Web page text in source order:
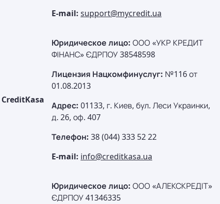
E-mail: support@mycredit.ua
CreditKasa
Юридическое лицо: ООО «УКР КРЕДИТ
ФІНАНС» ЄДРПОУ 38548598
Лицензия Нацкомфинуслуг: №116 от
01.08.2013
Адрес: 01133, г. Киев, бул. Леси Украинки,
д. 26, оф. 407
Телефон: 38 (044) 333 52 22
E-mail: info@creditkasa.ua
Юридическое лицо: ООО «АЛЕКСКРЕДІТ»
ЄДРПОУ 41346335